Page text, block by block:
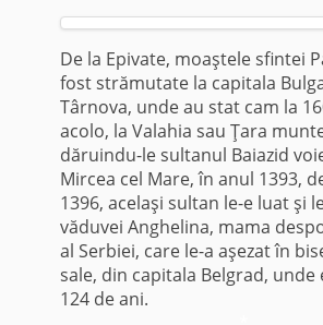
De la Epivate, moaştele sfintei
fost strămutate la capitala
Târnova, unde au stat cam la
acolo, la Valahia sau Ţara
dăruindu-le sultanul Baiazid
Mircea cel Mare, în anul 1393,
1396, acelaşi sultan le-e luat şi
văduvei Anghelina, mama
al Serbiei, care le-a aşezat în
sale, din capitala Belgrad, unde
124 de ani.